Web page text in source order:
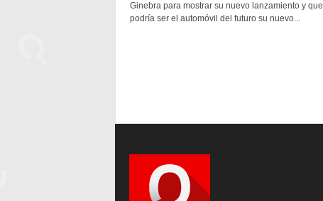
Ginebra para mostrar su nuevo lanzamiento y que
podría ser el automóvil del futuro su nuevo...